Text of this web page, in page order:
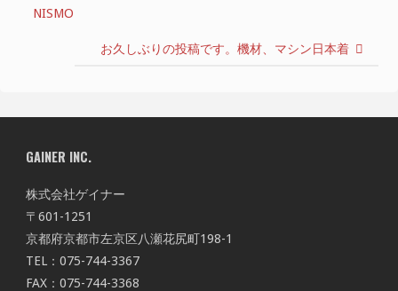
NISMO
お久しぶりの投稿です。機材、マシン日本着
GAINER INC.
株式会社ゲイナー
〒601-1251
京都府京都市左京区八瀬花尻町198-1
TEL：075-744-3367
FAX：075-744-3368